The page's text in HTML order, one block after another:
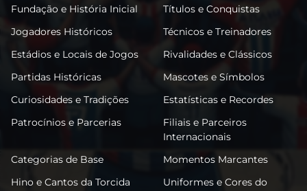
Fundação e História Inicial
Títulos e Conquistas
Jogadores Históricos
Técnicos e Treinadores
Estádios e Locais de Jogos
Rivalidades e Clássicos
Partidas Históricas
Mascotes e Símbolos
Curiosidades e Tradições
Estatísticas e Recordes
Patrocínios e Parcerias
Filiais e Parceiros
Internacionais
Categorias de Base
Momentos Marcantes
Hino e Cantos da Torcida
Uniformes e Cores do